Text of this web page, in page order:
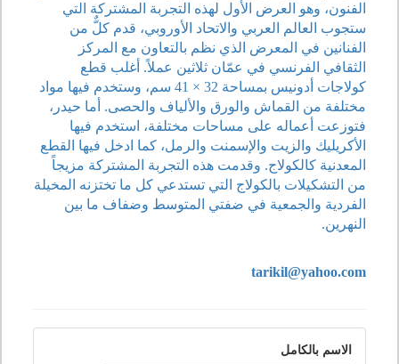
الفنون، وهو العرض الأول لهذه التجربة المشتركة التي
ستجوب العالم العربي والاتحاد الأوروبي، قدم كلٌّ من
الفنانين في المعرض الذي نظم بالتعاون مع المركز
الثقافي الفرنسي في عمّان ثلاثين عملاً. أغلب قطع
كولاجات أدونيس بمساحة 32 × 41 سم، وستخدم فيها مواد
مختلفة من القماش والورق والألياف والحصى. أما حيدر،
فتوزعت أعماله على مساحات مختلفة، استخدم فيها
الأكريليك والزيت والإسمنت والرمل، كما ادخل فيها القطع
المعدنية كالكولاج. وقدمت هذه التجربة المشتركة مزيجاً
من التشكيلات بالكولاج التي تستدعي كل ما تختزنه المخيلة
الفردية والجمعية في ضفتي المتوسط وضفاف ما بين
النهرين.
tarikil@yahoo.com
الاسم بالكامل